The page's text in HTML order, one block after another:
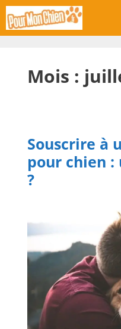
Aller
au
contenu
Mois :
Souscrire à
pour chien :
?